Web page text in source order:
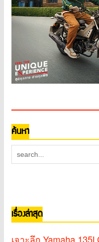
ค้นหา
เรื่องล่าสุด
เจาะลึก Yamaha